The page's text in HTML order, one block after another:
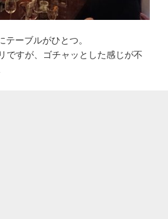
ーブルがひとつ。
ですが、ゴチャッとした感じが不